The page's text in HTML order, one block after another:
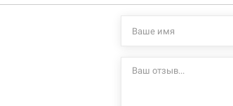
+55°C